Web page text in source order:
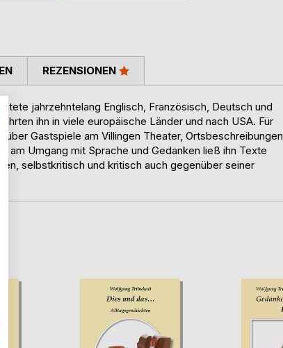
jahrzehntelang Englisch, Französisch, Deutsch und
ihn in viele europäische Länder und nach USA. Für
Gastspiele am Villingen Theater, Ortsbeschreibungen
am Umgang mit Sprache und Gedanken ließ ihn Texte
selbstkritisch und kritisch auch gegenüber seiner
REZENSIONEN